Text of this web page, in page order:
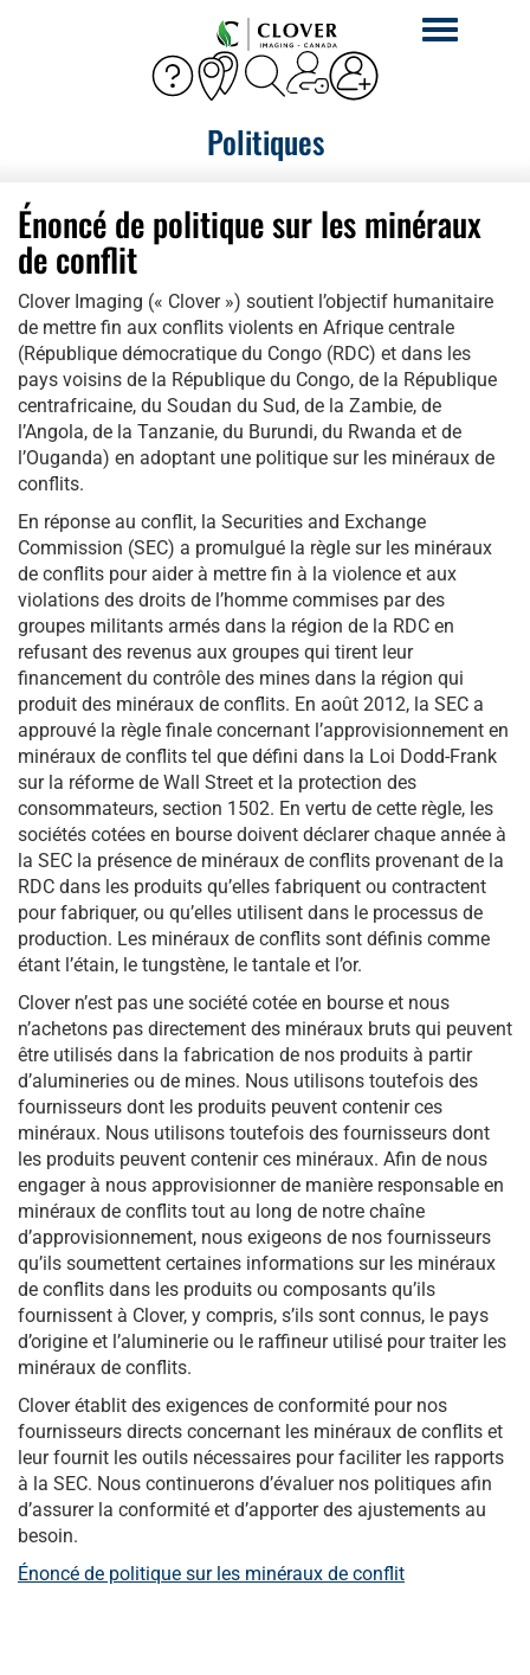
Activer
Politiques
Énoncé de politique sur les minéraux
de conflit
Clover Imaging (« Clover ») soutient l’objectif humanitaire
de mettre fin aux conflits violents en Afrique centrale
(République démocratique du Congo (RDC) et dans les
pays voisins de la République du Congo, de la République
centrafricaine, du Soudan du Sud, de la Zambie, de
l’Angola, de la Tanzanie, du Burundi, du Rwanda et de
l’Ouganda) en adoptant une politique sur les minéraux de
conflits.
En réponse au conflit, la Securities and Exchange
Commission (SEC) a promulgué la règle sur les minéraux
de conflits pour aider à mettre fin à la violence et aux
violations des droits de l’homme commises par des
groupes militants armés dans la région de la RDC en
refusant des revenus aux groupes qui tirent leur
financement du contrôle des mines dans la région qui
produit des minéraux de conflits. En août 2012, la SEC a
approuvé la règle finale concernant l’approvisionnement en
minéraux de conflits tel que défini dans la Loi Dodd-Frank
sur la réforme de Wall Street et la protection des
consommateurs, section 1502. En vertu de cette règle, les
sociétés cotées en bourse doivent déclarer chaque année à
la SEC la présence de minéraux de conflits provenant de la
RDC dans les produits qu’elles fabriquent ou contractent
pour fabriquer, ou qu’elles utilisent dans le processus de
production. Les minéraux de conflits sont définis comme
étant l’étain, le tungstène, le tantale et l’or.
Clover n’est pas une société cotée en bourse et nous
n’achetons pas directement des minéraux bruts qui peuvent
être utilisés dans la fabrication de nos produits à partir
d’alumineries ou de mines. Nous utilisons toutefois des
fournisseurs dont les produits peuvent contenir ces
minéraux. Nous utilisons toutefois des fournisseurs dont
les produits peuvent contenir ces minéraux. Afin de nous
engager à nous approvisionner de manière responsable en
minéraux de conflits tout au long de notre chaîne
d’approvisionnement, nous exigeons de nos fournisseurs
qu’ils soumettent certaines informations sur les minéraux
de conflits dans les produits ou composants qu’ils
fournissent à Clover, y compris, s’ils sont connus, le pays
d’origine et l’aluminerie ou le raffineur utilisé pour traiter les
minéraux de conflits.
Clover établit des exigences de conformité pour nos
fournisseurs directs concernant les minéraux de conflits et
leur fournit les outils nécessaires pour faciliter les rapports
à la SEC. Nous continuerons d’évaluer nos politiques afin
d’assurer la conformité et d’apporter des ajustements au
besoin.
Énoncé de politique sur les minéraux de conflit